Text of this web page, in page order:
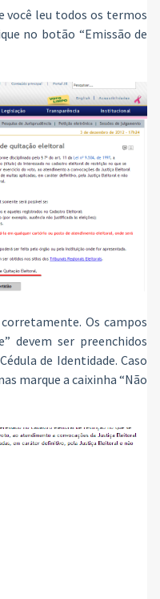
você leu todos os termos
no botão “Emissão de
Os campos
devem ser preenchidos
de Identidade. Caso
marque a caixinha “Não